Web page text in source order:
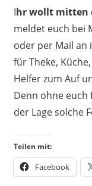
Ihr wollt mitten
meldet euch bei
oder per Mail an
für Theke,
Helfer zum Auf
Denn ohne
der Lage solche
Teilen mit:
Facebook